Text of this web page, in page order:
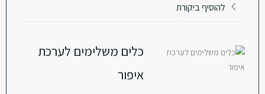
להוסיף ביקורת
כלים משלימים לערכת
איפור